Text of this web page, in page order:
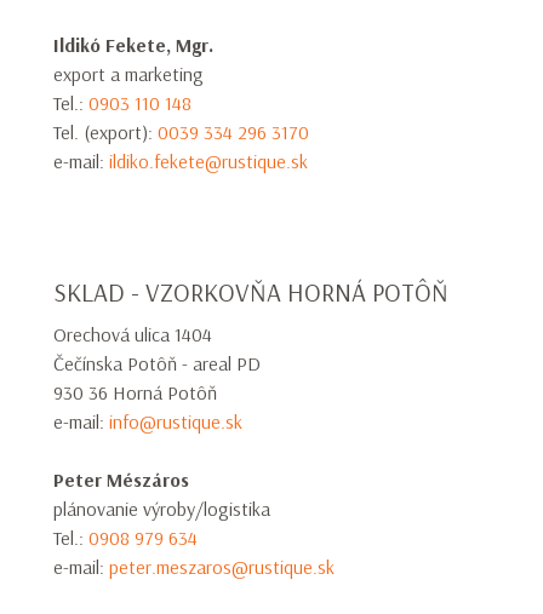
Ildikó Fekete, Mgr.
export a marketing
Tel.: 0903 110 148
Tel. (export): 0039 334 296 3170
e-mail: ildiko.fekete@rustique.sk
SKLAD - VZORKOVŇA HORNÁ POTÔŇ
Orechová ulica 1404
Čečínska Potôň - areal PD
930 36 Horná Potôň
e-mail: info@rustique.sk
Peter Mészáros
plánovanie výroby/logistika
Tel.: 0908 979 634
e-mail: peter.meszaros@rustique.sk